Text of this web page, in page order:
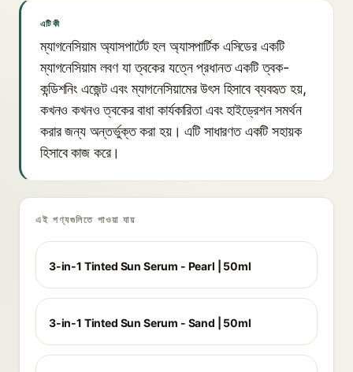
এটি কী
ম্যাগনেসিয়াম অ্যাসপার্টেট হল অ্যাসপার্টিক এসিডের একটি
ম্যাগনেসিয়াম লবণ যা ত্বকের যত্নে প্রধানত একটি ত্বক-
কন্ডিশনিং এজেন্ট এবং ম্যাগনেসিয়ামের উৎস হিসাবে ব্যবহৃত হয়,
কখনও কখনও ত্বকের বাধা কার্যকারিতা এবং হাইড্রেশন সমর্থন
করার জন্য অন্তর্ভুক্ত করা হয়। এটি সাধারণত একটি সহায়ক
হিসাবে কাজ করে।
এই পণ্যগুলিতে পাওয়া যায়
3-in-1 Tinted Sun Serum - Pearl | 50ml
3-in-1 Tinted Sun Serum - Sand | 50ml